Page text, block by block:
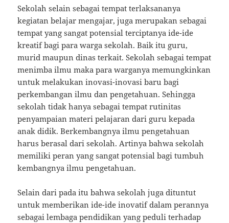
Sekolah selain sebagai tempat terlaksananya
kegiatan belajar mengajar, juga merupakan sebagai
tempat yang sangat potensial terciptanya ide-ide
kreatif bagi para warga sekolah. Baik itu guru,
murid maupun dinas terkait. Sekolah sebagai tempat
menimba ilmu maka para warganya memungkinkan
untuk melakukan inovasi-inovasi baru bagi
perkembangan ilmu dan pengetahuan. Sehingga
sekolah tidak hanya sebagai tempat rutinitas
penyampaian materi pelajaran dari guru kepada
anak didik. Berkembangnya ilmu pengetahuan
harus berasal dari sekolah. Artinya bahwa sekolah
memiliki peran yang sangat potensial bagi tumbuh
kembangnya ilmu pengetahuan.
Selain dari pada itu bahwa sekolah juga dituntut
untuk memberikan ide-ide inovatif dalam perannya
sebagai lembaga pendidikan yang peduli terhadap